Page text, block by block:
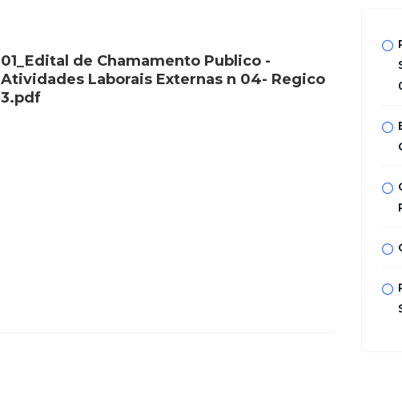
01_Edital de Chamamento Publico -
Atividades Laborais Externas n 04- Regico
3.pdf